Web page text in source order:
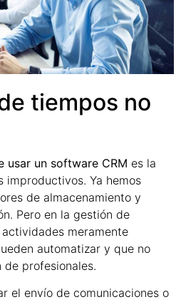
tiempos no
usar un software CRM es la
improductivos. Ya hemos
de almacenamiento y
Pero en la gestión de
meramente
automatizar y que no
profesionales.
el envío de comunicaciones o